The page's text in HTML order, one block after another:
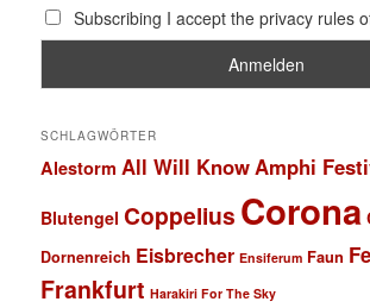
Subscribing I accept the privacy rules
SCHLAGWÖRTER
Alestorm All Will KnowAmphi
Blutengel Coppelius Corona
Dornenreich Eisbrecher Ensiferum Faun
Frankfurt Harakiri For The Sky